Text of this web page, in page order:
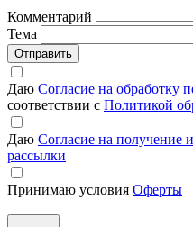
Комментарий
Тема
Отправить
Даю Согласие на обработку
соответствии с Политикой
Даю Согласие на получение
рассылки
Принимаю условия Оферты